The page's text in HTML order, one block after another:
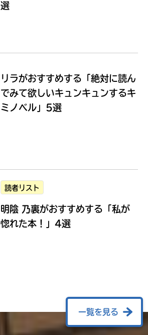
Loading...
選
リラがおすすめする 「絶対に読ん
でみて欲しいキュンキュンするキ
ミノベル」5選
読者リスト
明陰 乃裏がおすすめする 「私が
惚れた本！」4選
一覧を見る
に
エ
も